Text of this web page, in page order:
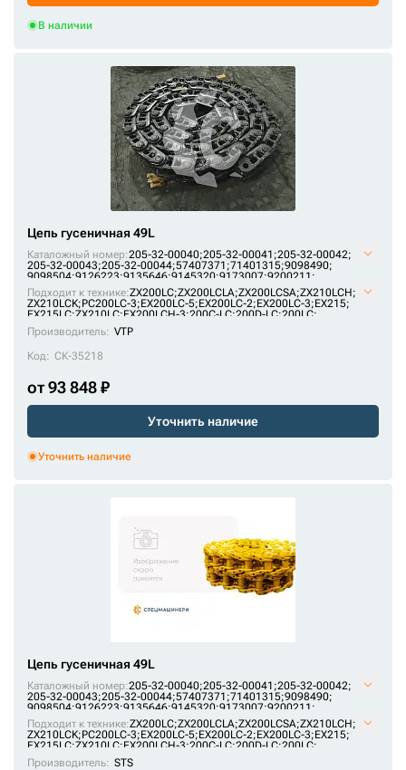
В наличии
Цепь гусеничная 49L
Каталожный номер:205-32-00040;205-32-00041;205-32-00042;
205-32-00043;205-32-00044;57407371;71401315;9098490;
9098504;9126223;9135646;9145320;9173007;9200211;
AT214386;
E1569801M00049;F2242367;H2542312;JRA0417;
KM1170/49;KM64/49;P2242367F;P2542312H;SI718/49;
U10246/49;VE15690849;VKM1170/49HDV;X2442345;ZKI2242367
Подходит к технике:ZX200LC;ZX200LCLA;ZX200LCSA;ZX210LCH;
ZX210LCK;PC200LC-3;EX200LC-5;EX200LC-2;EX200LC-3;EX215;
EX215LC;ZX210LC;EX200LCH-3;200C-LC;200D-LC;200LC;
PC180LLC-3
MS230LC-3
Производитель: VTP
Код: СК-35218
от 93 848 ₽
Уточнить наличие
Уточнить наличие
Цепь гусеничная 49L
Каталожный номер:205-32-00040;205-32-00041;205-32-00042;
205-32-00043;205-32-00044;57407371;71401315;9098490;
9098504;9126223;9135646;9145320;9173007;9200211;
AT214386;
E1569801M00049;F2242367;H2542312;JRA0417;
KM1170/49;KM64/49;P2242367F;P2542312H;SI718/49;
U10246/49;VE15690849;VKM1170/49HDV;X2442345;ZKI2242367
Подходит к технике:ZX200LC;ZX200LCLA;ZX200LCSA;ZX210LCH;
ZX210LCK;PC200LC-3;EX200LC-5;EX200LC-2;EX200LC-3;EX215;
EX215LC;ZX210LC;EX200LCH-3;200C-LC;200D-LC;200LC;
PC180LLC-3
MS230LC-3
Производитель: STS